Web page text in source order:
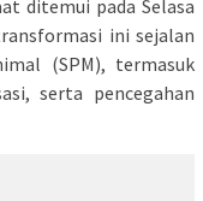
ditemui pada Selasa
ini sejalan
(SPM), termasuk
serta pencegahan